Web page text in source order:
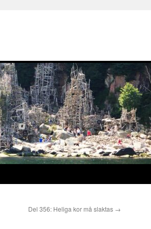
Del 356: Heliga kor må slaktas →